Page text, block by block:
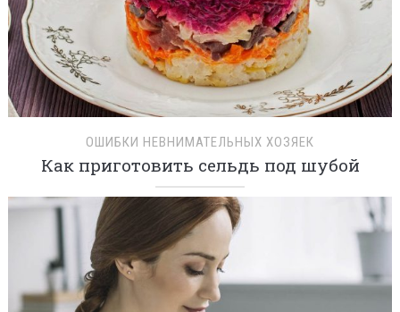
ОШИБКИ НЕВНИМАТЕЛЬНЫХ ХОЗЯЕК
Как приготовить сельдь под шубой